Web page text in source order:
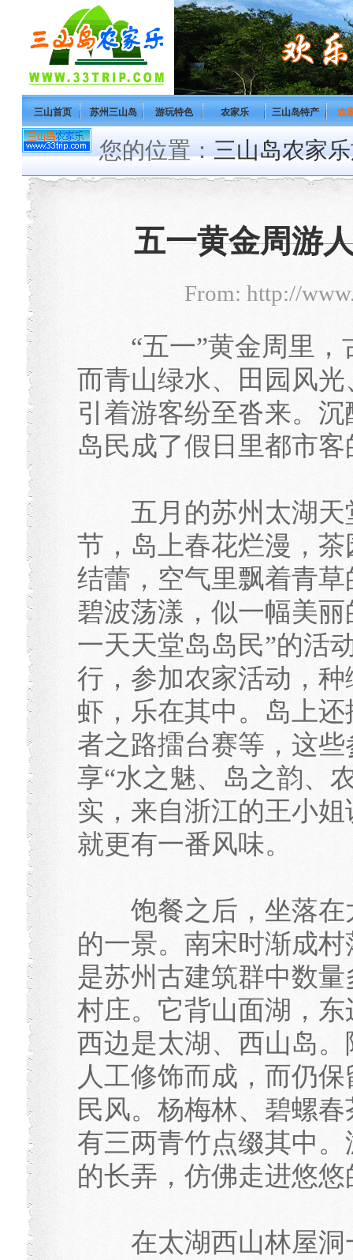
三山首页 苏州三山岛 游玩特色 农家乐 三山岛特产 农
您的位置：三山岛农家
五一黄金周游
From: http://
“五一”黄金周里，
而青山绿水、田园风
引着游客纷至沓来。
岛民成了假日里都市
五月的苏州太湖天
节，岛上春花烂漫，
结蕾，空气里飘着青
碧波荡漾，似一幅美
一天天堂岛岛民”的活
行，参加农家活动，
虾，乐在其中。岛上
者之路擂台赛等，这
享“水之魅、岛之韵、
实，来自浙江的王小
就更有一番风味。
饱餐之后，坐落在
的一景。南宋时渐成
是苏州古建筑群中数
村庄。它背山面湖，
西边是太湖、西山岛
人工修饰而成，而仍
民风。杨梅林、碧螺
有三两青竹点缀其中
的长弄，仿佛走进悠
在太湖西山林屋洞